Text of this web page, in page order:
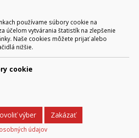
používame súbory cookie na
účelom vytvárania štatistík na zlepšenie
Naše cookies môžete prijať alebo
nižšie.
cookie
výber Zakázať
údajov
Námestie gen. M. R. Štefánika 1, Brezno
28 56 301, 048/28 56 302 Email:
Brezno. Technický prevádzkovateľ:
12/136 Žiar nad Hronom 965 01
stranka.sk
Ochrana osobných údajov